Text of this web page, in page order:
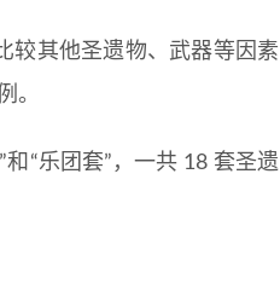
较其他圣遗物、武器等因素
。
“乐团套”，一共 18 套圣遗